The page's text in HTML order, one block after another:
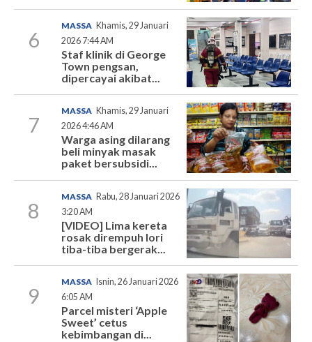
6
MASSA Khamis, 29 Januari
2026 7:44 AM
Staf klinik di George
Town pengsan,
dipercayai akibat...
7
MASSA Khamis, 29 Januari
2026 4:46 AM
Warga asing dilarang
beli minyak masak
paket bersubsidi...
8
MASSA Rabu, 28 Januari 2026
3:20 AM
[VIDEO] Lima kereta
rosak dirempuh lori
tiba-tiba bergerak...
9
MASSA
Isnin, 26 Januari 2026
6:05 AM
Parcel misteri ‘Apple
Sweet’ cetus
kebimbangan di...